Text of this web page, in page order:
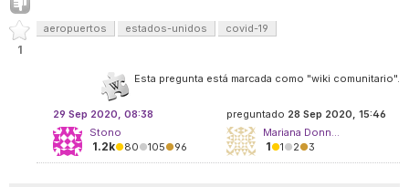
1
aeropuertos estados-unidos covid-19
Esta pregunta está marcada como "wiki comunitario".
preguntado 28 Sep 2020, 15:46
Mariana Donn...
1●1●2●3
29 Sep 2020, 08:38
Stono
1.2k●80●105●96